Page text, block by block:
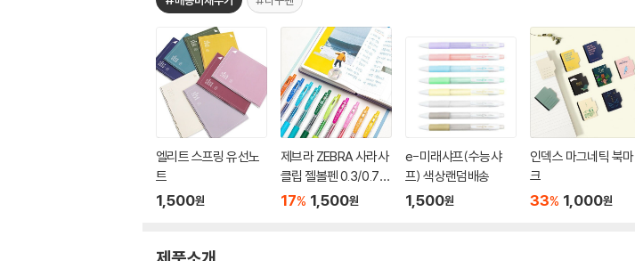
엘리트 스프링 유선노
트
1,500원
제브라 ZEBRA 사라사
클립 젤볼펜 0.3/0.7m
m
17% 1,500원
e-미래샤프(수능샤
프) 색상랜덤배송
1,500원
인덱스 마그네틱 북마
크
33% 1,000원